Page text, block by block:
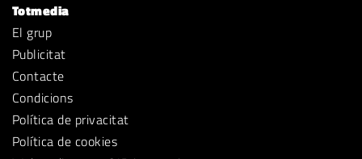
Totmedia
El grup
Publicitat
Contacte
Condicions
Política de privacitat
Política de cookies